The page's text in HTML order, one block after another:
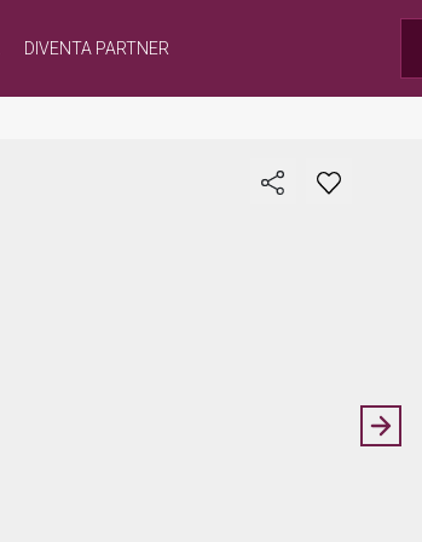
DIVENTA PARTNER